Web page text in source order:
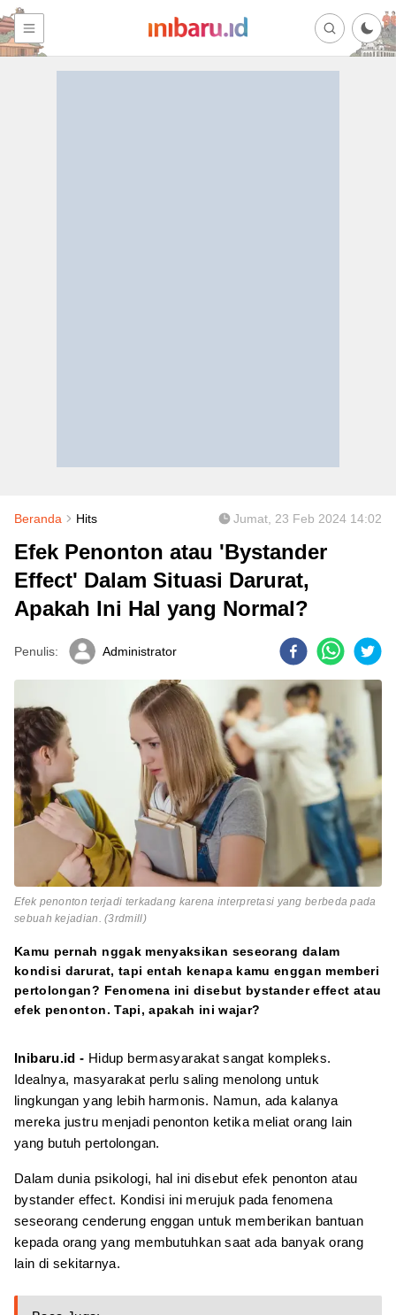
Beranda Hits Jumat, 23 Feb 2024 14:02
Efek Penonton atau 'Bystander
Effect' Dalam Situasi Darurat,
Apakah Ini Hal yang Normal?
Penulis: Administrator
Efek penonton terjadi terkadang karena interpretasi yang berbeda pada
sebuah kejadian. (3rdmill)
Kamu pernah nggak menyaksikan seseorang dalam
kondisi darurat, tapi entah kenapa kamu enggan memberi
pertolongan? Fenomena ini disebut bystander effect atau
efek penonton. Tapi, apakah ini wajar?
Inibaru.id - Hidup bermasyarakat sangat kompleks.
Idealnya, masyarakat perlu saling menolong untuk
lingkungan yang lebih harmonis. Namun, ada kalanya
mereka justru menjadi penonton ketika meliat orang lain
yang butuh pertolongan.
Dalam dunia psikologi, hal ini disebut efek penonton atau
bystander effect. Kondisi ini merujuk pada fenomena
seseorang cenderung enggan untuk memberikan bantuan
kepada orang yang membutuhkan saat ada banyak orang
lain di sekitarnya.